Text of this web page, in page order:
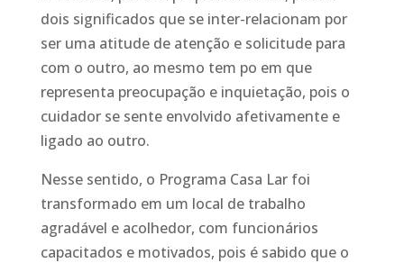
dois significados que se inter-relacionam por
ser uma atitude de atenção e solicitude para
com o outro, ao mesmo tem po em que
representa preocupação e inquietação, pois o
cuidador se sente envolvido afetivamente e
ligado ao outro.
Nesse sentido, o Programa Casa Lar foi
transformado em um local de trabalho
agradável e acolhedor, com funcionários
capacitados e motivados, pois é sabido que o